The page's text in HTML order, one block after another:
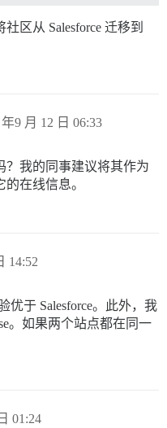
区从 Salesforce 迁移到
年9 月 12 日 06:33
？我的同事建议将其作为
在线信息。
14:52
优于 Salesforce。此外，我
。如果两个站点都在同一
01:24